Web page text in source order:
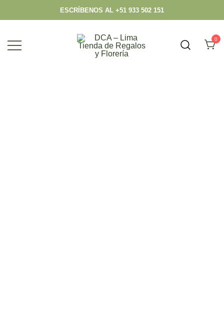
ESCRÍBENOS AL +51 933 502 151
0